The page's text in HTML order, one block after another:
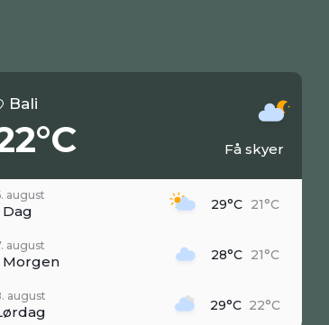
Bali
Få skyer
august
Dag 29°C 21°C
august
Morgen 28°C 21°C
august
29°C 22°C